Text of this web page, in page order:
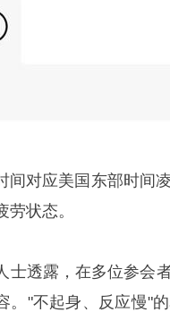
间对应美国东部时间
劳状态。
士透露，在多位参会
。"不起身、反应慢"